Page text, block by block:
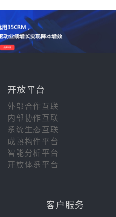
开放平台
外部合作互联
内部协作互联
系统生态互联
成熟构件平台
智能分析平台
开放体系平台
客户服务